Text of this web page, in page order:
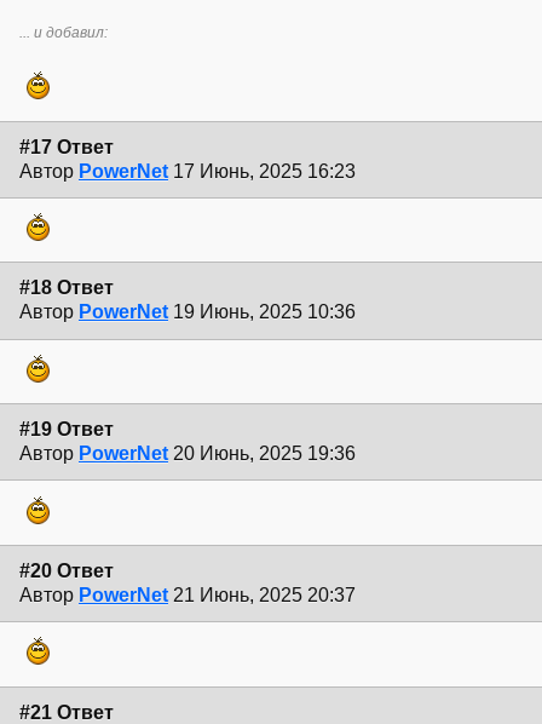
... и добавил:
#17 Ответ
Автор PowerNet 17 Июнь, 2025 16:23
#18 Ответ
Автор PowerNet 19 Июнь, 2025 10:36
#19 Ответ
Автор PowerNet 20 Июнь, 2025 19:36
#20 Ответ
Автор PowerNet 21 Июнь, 2025 20:37
#21 Ответ